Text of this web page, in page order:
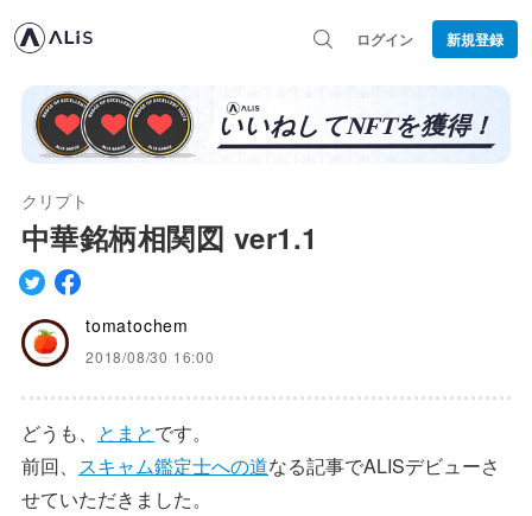
ログイン 新規登録
クリプト
中華銘柄相関図 ver1.1
tomatochem
2018/08/30 16:00
どうも、 とまとです。
前回、 スキャム鑑定士への道なる記事でALISデビューさ
せていただきました。